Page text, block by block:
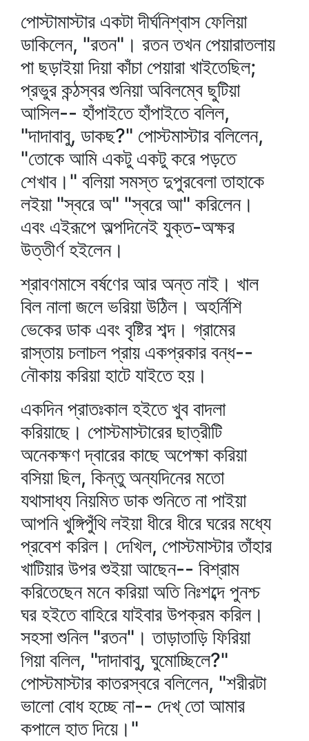
পোস্টামাস্টার একটা দীর্ঘনিশ্বাস ফেলিয়া
ডাকিলেন, "রতন"। রতন তখন পেয়ারাতলায়
পা ছড়াইয়া দিয়া কাঁচা পেয়ারা খাইতেছিল;
প্রভুর কন্ঠস্বর শুনিয়া অবিলম্বে ছুটিয়া
আসিল-- হাঁপাইতে হাঁপাইতে বলিল,
"দাদাবাবু, ডাকছ?" পোস্টমাস্টার বলিলেন,
"তোকে আমি একটু একটু করে পড়তে
শেখাব।" বলিয়া সমস্ত দুপুরবেলা তাহাকে
লইয়া "স্বরে অ" "স্বরে আ" করিলেন।
এবং এইরূপে অল্পদিনেই যুক্ত-অক্ষর
উত্তীর্ণ হইলেন।
শ্রাবণমাসে বর্ষণের আর অন্ত নাই। খাল
বিল নালা জলে ভরিয়া উঠিল। অহর্নিশি
ভেকের ডাক এবং বৃষ্টির শব্দ। গ্রামের
রাস্তায় চলাচল প্রায় একপ্রকার বন্ধ--
নৌকায় করিয়া হাটে যাইতে হয়।
একদিন প্রাতঃকাল হইতে খুব বাদলা
করিয়াছে। পোস্টমাস্টারের ছাত্রীটি
অনেকক্ষণ দ্বারের কাছে অপেক্ষা করিয়া
বসিয়া ছিল, কিন্তু অন্যদিনের মতো
যথাসাধ্য নিয়মিত ডাক শুনিতে না পাইয়া
আপনি খুঙ্গিপুঁথি লইয়া ধীরে ধীরে ঘরের মধ্যে
প্রবেশ করিল। দেখিল, পোস্টমাস্টার তাঁহার
খাটিয়ার উপর শুইয়া আছেন-- বিশ্রাম
করিতেছেন মনে করিয়া অতি নিঃশব্দে পুনশ্চ
ঘর হইতে বাহিরে যাইবার উপক্রম করিল।
সহসা শুনিল "রতন"। তাড়াতাড়ি ফিরিয়া
গিয়া বলিল, "দাদাবাবু, ঘুমোচ্ছিলে?"
পোস্টমাস্টার কাতরস্বরে বলিলেন, "শরীরটা
ভালো বোধ হচ্ছে না-- দেখ্‌ তো আমার
কপালে হাত দিয়ে।"